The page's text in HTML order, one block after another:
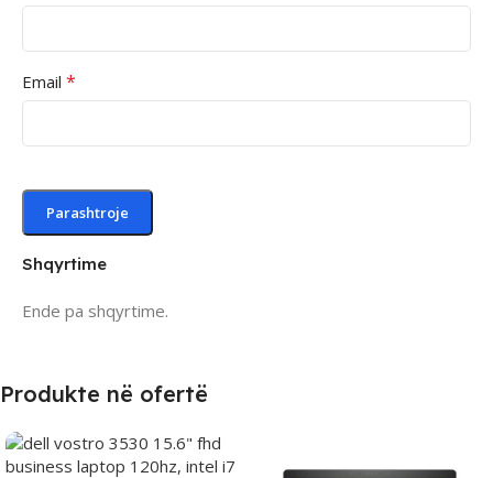
Shqyrtime
Ende pa shqyrtime.
Email *
Produkte në ofertë